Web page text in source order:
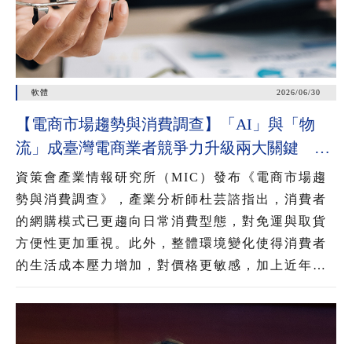
軟體 2026/06/30
【電商市場趨勢與消費調查】「AI」與「物
流」成臺灣電商業者競爭力升級兩大關鍵 近
七成消費者期待AI比價功能，七成五到貨首選
超取
資策會產業情報研究所（MIC）發布《電商市場趨
勢與消費調查》，產業分析師杜芸諮指出，消費者
的網購模式已更趨向日常消費型態，對免運與取貨
方便性更加重視。此外，整體環境變化使得消費者
的生活成本壓力增加，對價格更敏感，加上近年境
商業者的巨大壓力。綜覽電商產業發展與臺灣消費